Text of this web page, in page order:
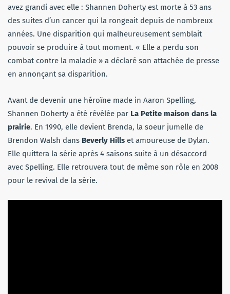
avez grandi avec elle : Shannen Doherty est morte à 53 ans
des suites d’un cancer qui la rongeait depuis de nombreux
années. Une disparition qui malheureusement semblait
pouvoir se produire à tout moment. « Elle a perdu son
combat contre la maladie » a déclaré son attachée de presse
en annonçant sa disparition.
Avant de devenir une héroïne made in Aaron Spelling,
Shannen Doherty a été révélée par La Petite maison dans la
prairie. En 1990, elle devient Brenda, la soeur jumelle de
Brendon Walsh dans Beverly Hills et amoureuse de Dylan.
Elle quittera la série après 4 saisons suite à un désaccord
avec Spelling. Elle retrouvera tout de même son rôle en 2008
pour le revival de la série.